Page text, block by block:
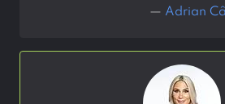
— Adrian